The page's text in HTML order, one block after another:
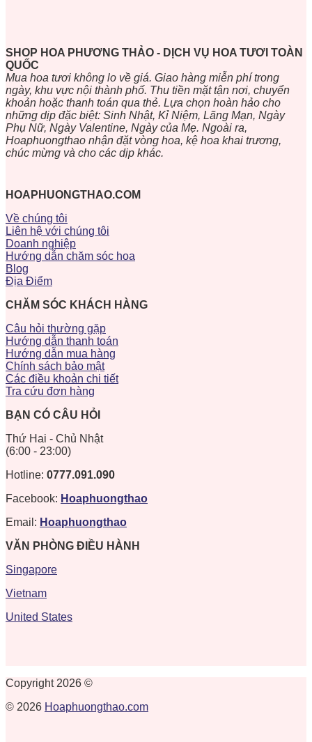
SHOP HOA PHƯƠNG THẢO - DỊCH VỤ HOA TƯƠI TOÀN
QUỐC
Mua hoa tươi không lo về giá. Giao hàng miễn phí trong
ngày, khu vực nội thành phố. Thu tiền mặt tận nơi, chuyển
khoản hoặc thanh toán qua thẻ. Lựa chọn hoàn hảo cho
những dịp đặc biệt: Sinh Nhật, Kỉ Niệm, Lãng Mạn, Ngày
Phụ Nữ, Ngày Valentine, Ngày của Mẹ. Ngoài ra,
Hoaphuongthao nhận đặt vòng hoa, kệ hoa khai trương,
chúc mừng và cho các dịp khác.
HOAPHUONGTHAO.COM
Về chúng tôi
Liên hệ với chúng tôi
Doanh nghiệp
Hướng dẫn chăm sóc hoa
Blog
Địa Điểm
CHĂM SÓC KHÁCH HÀNG
Câu hỏi thường gặp
Hướng dẫn thanh toán
Hướng dẫn mua hàng
Chính sách bảo mật
Các điều khoản chi tiết
Tra cứu đơn hàng
BẠN CÓ CÂU HỎI
Thứ Hai - Chủ Nhật
(6:00 - 23:00)
Hotline: 0777.091.090
Facebook: Hoaphuongthao
Email: Hoaphuongthao
VĂN PHÒNG ĐIỀU HÀNH
Singapore
Vietnam
United States
Copyright 2026 ©
© 2026 Hoaphuongthao.com